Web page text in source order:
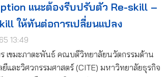
แนะต้องรีบปรับตัว Re-skill –
ให้ทันต่อการเปลี่ยนแปลง
13:49
เขมะภาตะพันธ์ คณบดีวิทยาลัยนวัตกรรมด้าน
ยีและวิศวกรรมศาสตร์ (CITE) มหาวิทยาลัยธุรกิจ